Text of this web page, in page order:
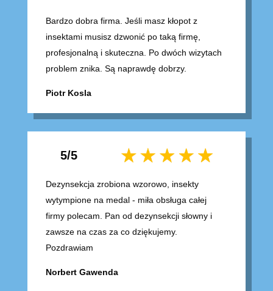
Bardzo dobra firma. Jeśli masz kłopot z
insektami musisz dzwonić po taką firmę,
profesjonalną i skuteczna. Po dwóch wizytach
problem znika. Są naprawdę dobrzy.
Piotr Kosla
5/5
Dezynsekcja zrobiona wzorowo, insekty
wytympione na medal - miła obsługa całej
firmy polecam. Pan od dezynsekcji słowny i
zawsze na czas za co dziękujemy.
Pozdrawiam
Norbert Gawenda